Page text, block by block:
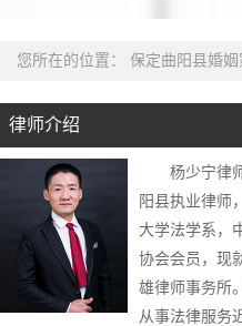
您所在的位置： 保定曲阳县婚姻
律师介绍
杨少宁律师
阳县执业律师
大学法学系，
协会会员，现
雄律师事务所
从事法律服务